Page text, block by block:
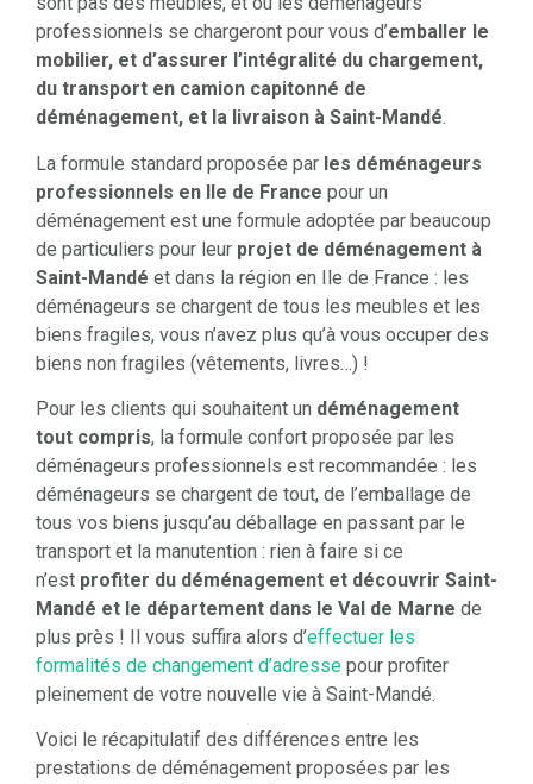
professionnels se chargeront pour vous d’emballer le
mobilier, et d’assurer l’intégralité du chargement,
du transport en camion capitonné de
déménagement, et la livraison à Saint-Mandé.
La formule standard proposée par les déménageurs
professionnels en Ile de France pour un
déménagement est une formule adoptée par beaucoup
de particuliers pour leur projet de déménagement à
Saint-Mandé et dans la région en Ile de France : les
déménageurs se chargent de tous les meubles et les
biens fragiles, vous n’avez plus qu’à vous occuper des
biens non fragiles (vêtements, livres…) !
Pour les clients qui souhaitent un déménagement
tout compris, la formule confort proposée par les
déménageurs professionnels est recommandée : les
déménageurs se chargent de tout, de l’emballage de
tous vos biens jusqu’au déballage en passant par le
transport et la manutention : rien à faire si ce
n’est profiter du déménagement et découvrir Saint-
Mandé et le département dans le Val de Marne de
plus près ! Il vous suffira alors d’effectuer les
formalités de changement d’adresse pour profiter
pleinement de votre nouvelle vie à Saint-Mandé.
Voici le récapitulatif des différences entre les
prestations de déménagement proposées par les